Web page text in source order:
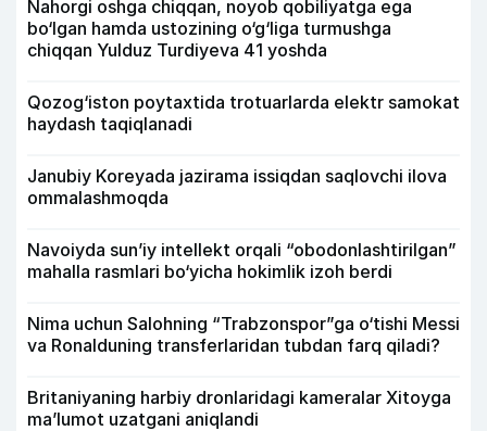
Nahorgi oshga chiqqan, noyob qobiliyatga ega
bo‘lgan hamda ustozining o‘g‘liga turmushga
chiqqan Yulduz Turdiyeva 41 yoshda
Qozog‘iston poytaxtida trotuarlarda elektr samokat
haydash taqiqlanadi
Janubiy Koreyada jazirama issiqdan saqlovchi ilova
ommalashmoqda
Navoiyda sun’iy intellekt orqali “obodonlashtirilgan”
mahalla rasmlari bo‘yicha hokimlik izoh berdi
Nima uchun Salohning “Trabzonspor”ga o‘tishi Messi
va Ronalduning transferlaridan tubdan farq qiladi?
Britaniyaning harbiy dronlaridagi kameralar Xitoyga
ma’lumot uzatgani aniqlandi